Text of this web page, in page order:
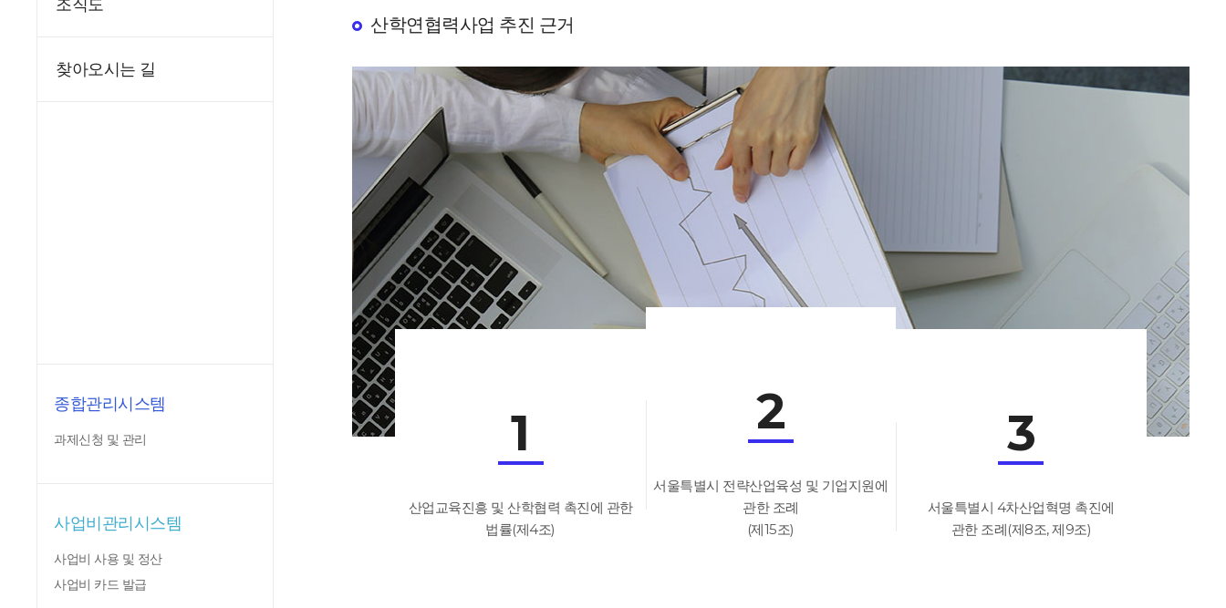
조직도
찾아오시는 길
종합관리시스템
과제신청 및 관리
사업비관리시스템
사업비 사용 및 정산
사업비 카드 발급
산학연협력사업 추진 근거
1
산업교육진흥 및 산학협력 촉진에 관한
법률(제4조)
2
서울특별시 전략산업육성 및 기업지원에
관한 조례
(제15조)
3
서울특별시 4차산업혁명 촉진에
관한 조례(제8조, 제9조)